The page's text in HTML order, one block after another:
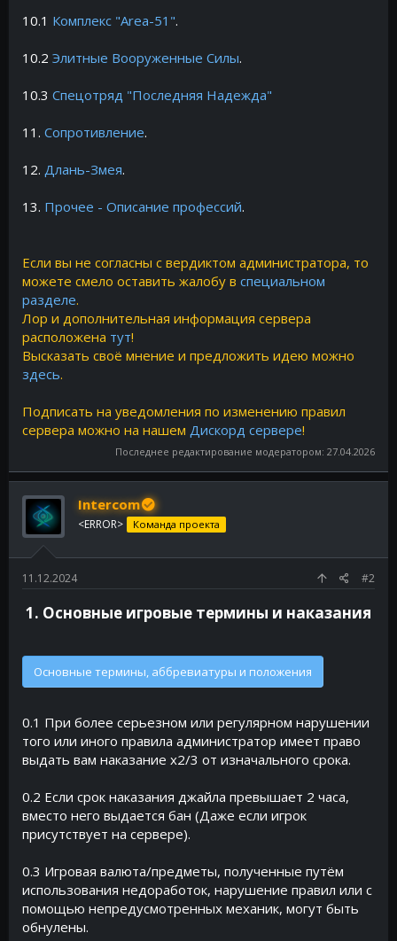
10.1 Комплекс "Area-51".
10.2 Элитные Вооруженные Силы.
10.3 Спецотряд "Последняя Надежда"
11. Cопротивление.
12. Длань-Змея.
13. Прочее - Описание профессий.
Если вы не согласны с вердиктом администратора, то
можете смело оставить жалобу в специальном
разделе.
Лор и дополнительная информация сервера
расположена тут!
Высказать своё мнение и предложить идею можно
здесь.
Подписать на уведомления по изменению правил
сервера можно на нашем Дискорд сервере!
Последнее редактирование модератором: 27.04.2026
Intercom
<ERROR> Команда проекта
11.12.2024 #2
1. Основные игровые термины и наказания​
Основные термины, аббревиатуры и положения
0.1 При более серьезном или регулярном нарушении
того или иного правила администратор имеет право
выдать вам наказание x2/3 от изначального срока.
0.2 Если срок наказания джайла превышает 2 часа,
вместо него выдается бан (Даже если игрок
присутствует на сервере).
0.3 Игровая валюта/предметы, полученные путём
использования недоработок, нарушение правил или с
помощью непредусмотренных механик, могут быть
обнулены.